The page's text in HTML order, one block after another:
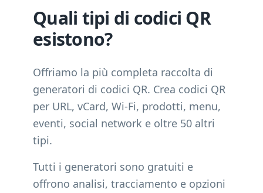
Quali tipi di codici QR
esistono?
Offriamo la più completa raccolta di
generatori di codici QR. Crea codici QR
per URL, vCard, Wi-Fi, prodotti, menu,
eventi, social network e oltre 50 altri
tipi.
Tutti i generatori sono gratuiti e
offrono analisi, tracciamento e opzioni